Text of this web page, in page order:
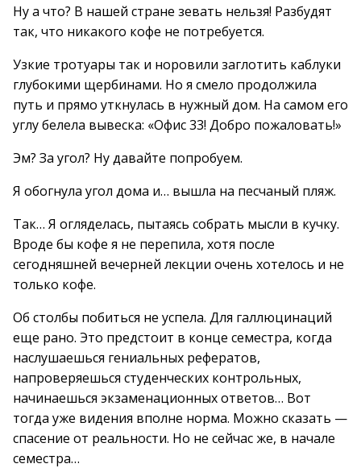
Ну а что? В нашей стране зевать нельзя! Разбудят
так, что никакого кофе не потребуется.
Узкие тротуары так и норовили заглотить каблуки
глубокими щербинами. Но я смело продолжила
путь и прямо уткнулась в нужный дом. На самом его
углу белела вывеска: «Офис 33! Добро пожаловать!»
Эм? За угол? Ну давайте попробуем.
Я обогнула угол дома и… вышла на песчаный пляж.
Так… Я огляделась, пытаясь собрать мысли в кучку.
Вроде бы кофе я не перепила, хотя после
сегодняшней вечерней лекции очень хотелось и не
только кофе.
Об столбы побиться не успела. Для галлюцинаций
еще рано. Это предстоит в конце семестра, когда
наслушаешься гениальных рефератов,
напроверяешься студенческих контрольных,
начинаешься экзаменационных ответов… Вот
тогда уже видения вполне норма. Можно сказать —
спасение от реальности. Но не сейчас же, в начале
семестра…